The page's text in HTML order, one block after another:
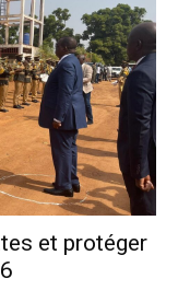
et protéger